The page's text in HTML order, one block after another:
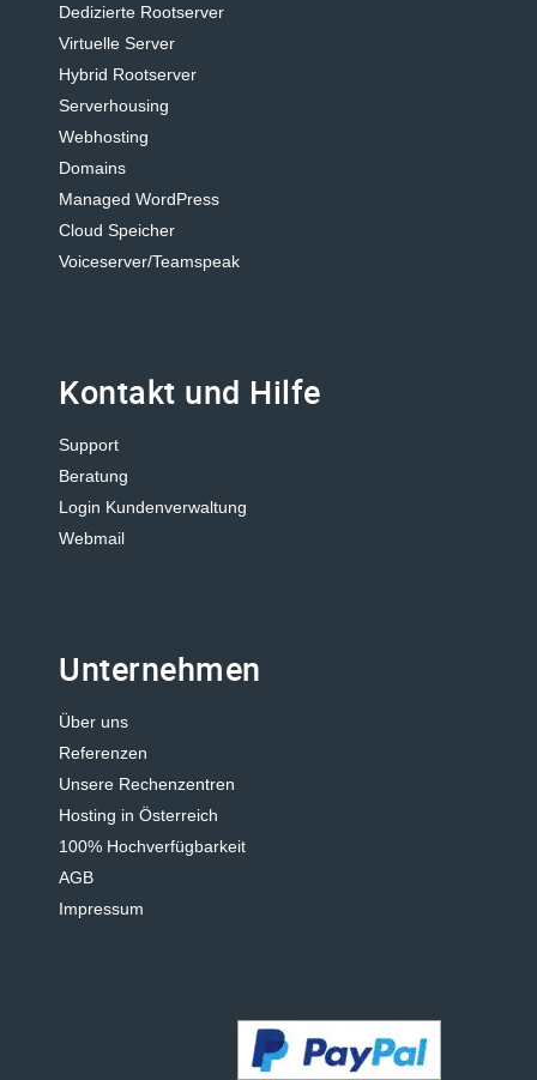
Dedizierte Rootserver
Virtuelle Server
Hybrid Rootserver
Serverhousing
Webhosting
Domains
Managed WordPress
Cloud Speicher
Voiceserver/Teamspeak
Kontakt und Hilfe
Support
Beratung
Login Kundenverwaltung
Webmail
Unternehmen
Über uns
Referenzen
Unsere Rechenzentren
Hosting in Österreich
100% Hochverfügbarkeit
AGB
Impressum